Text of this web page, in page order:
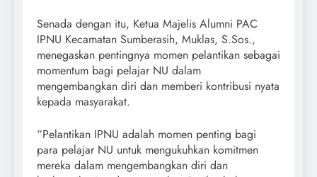
Senada dengan itu, Ketua Majelis Alumni PAC
IPNU Kecamatan Sumberasih, Muklas, S.Sos.,
menegaskan pentingnya momen pelantikan sebagai
momentum bagi pelajar NU dalam
mengembangkan diri dan memberi kontribusi nyata
kepada masyarakat.
“Pelantikan IPNU adalah momen penting bagi
para pelajar NU untuk mengukuhkan komitmen
mereka dalam mengembangkan diri dan